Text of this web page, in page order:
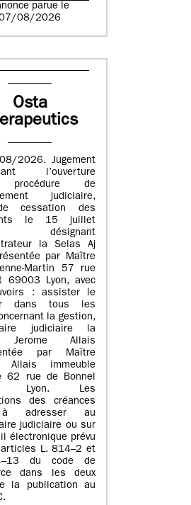
parue le
08/2026
Osta
2026. Jugement
l’ouverture
procédure de
judiciaire,
cessation des
le 15 juillet
désignant
la Selas Aj
par Maître
Martin 57 rue
69003 Lyon, avec
: assister le
dans tous les
la gestion,
judiciaire la
Jerome Allais
par Maître
Allais immeuble
62 rue de Bonnel
Lyon. Les
des créances
adresser au
judiciaire ou sur
électronique prévu
L. 814–2 et
du code de
dans les deux
la publication au